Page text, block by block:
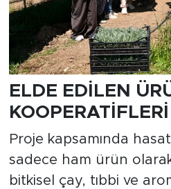
ELDE EDİLEN
Proje kapsamında
sadece ham ürün
bitkisel çay, tıbbi ve